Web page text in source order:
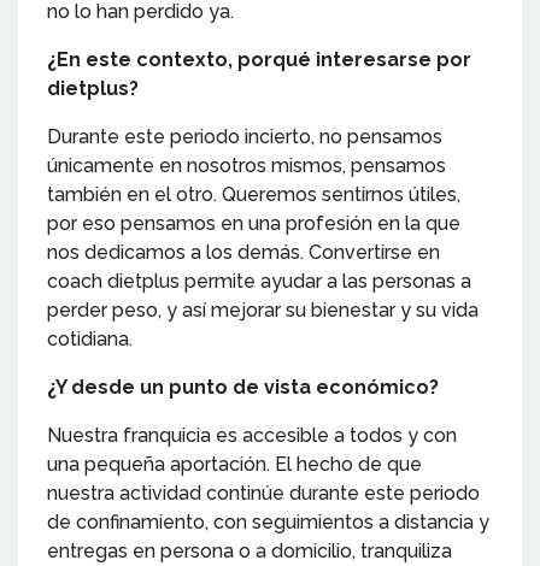
no lo han perdido ya.
¿En este contexto, porqué interesarse por
dietplus?
Durante este periodo incierto, no pensamos
únicamente en nosotros mismos, pensamos
también en el otro. Queremos sentirnos útiles,
por eso pensamos en una profesión en la que
nos dedicamos a los demás. Convertirse en
coach dietplus permite ayudar a las personas a
perder peso, y así mejorar su bienestar y su vida
cotidiana.
¿Y desde un punto de vista económico?
Nuestra franquicia es accesible a todos y con
una pequeña aportación. El hecho de que
nuestra actividad continúe durante este periodo
de confinamiento, con seguimientos a distancia y
entregas en persona o a domicilio, tranquiliza